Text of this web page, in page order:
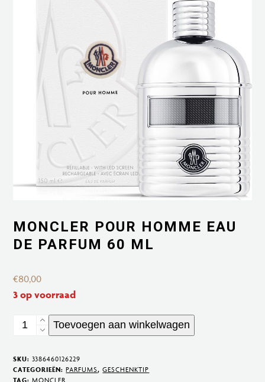
MONCLER POUR HOMME EAU
DE PARFUM 60 ML
€80,00
3 op voorraad
Moncler
Eau
Toevoegen aan winkelwagen
SKU:3386460126229
CATEGORIEËN:PARFUMS,GESCHENKTIP
TAG:MONCLER